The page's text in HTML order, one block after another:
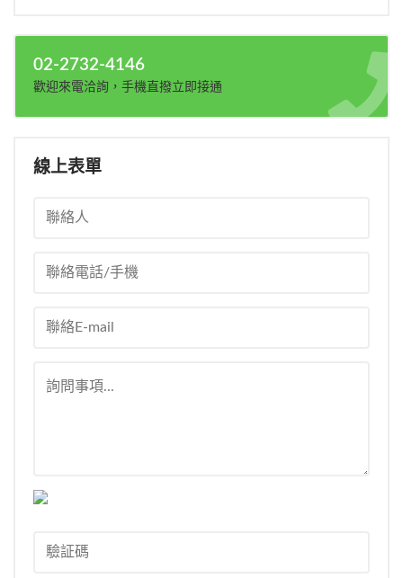
02-2732-4146
歡迎來電洽詢，手機直撥立即接通
線上表單